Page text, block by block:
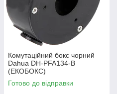
Комутаційний бокс чорний
Dahua DH-PFA134-B
(ЕКОБОКС)
Готово до відправки